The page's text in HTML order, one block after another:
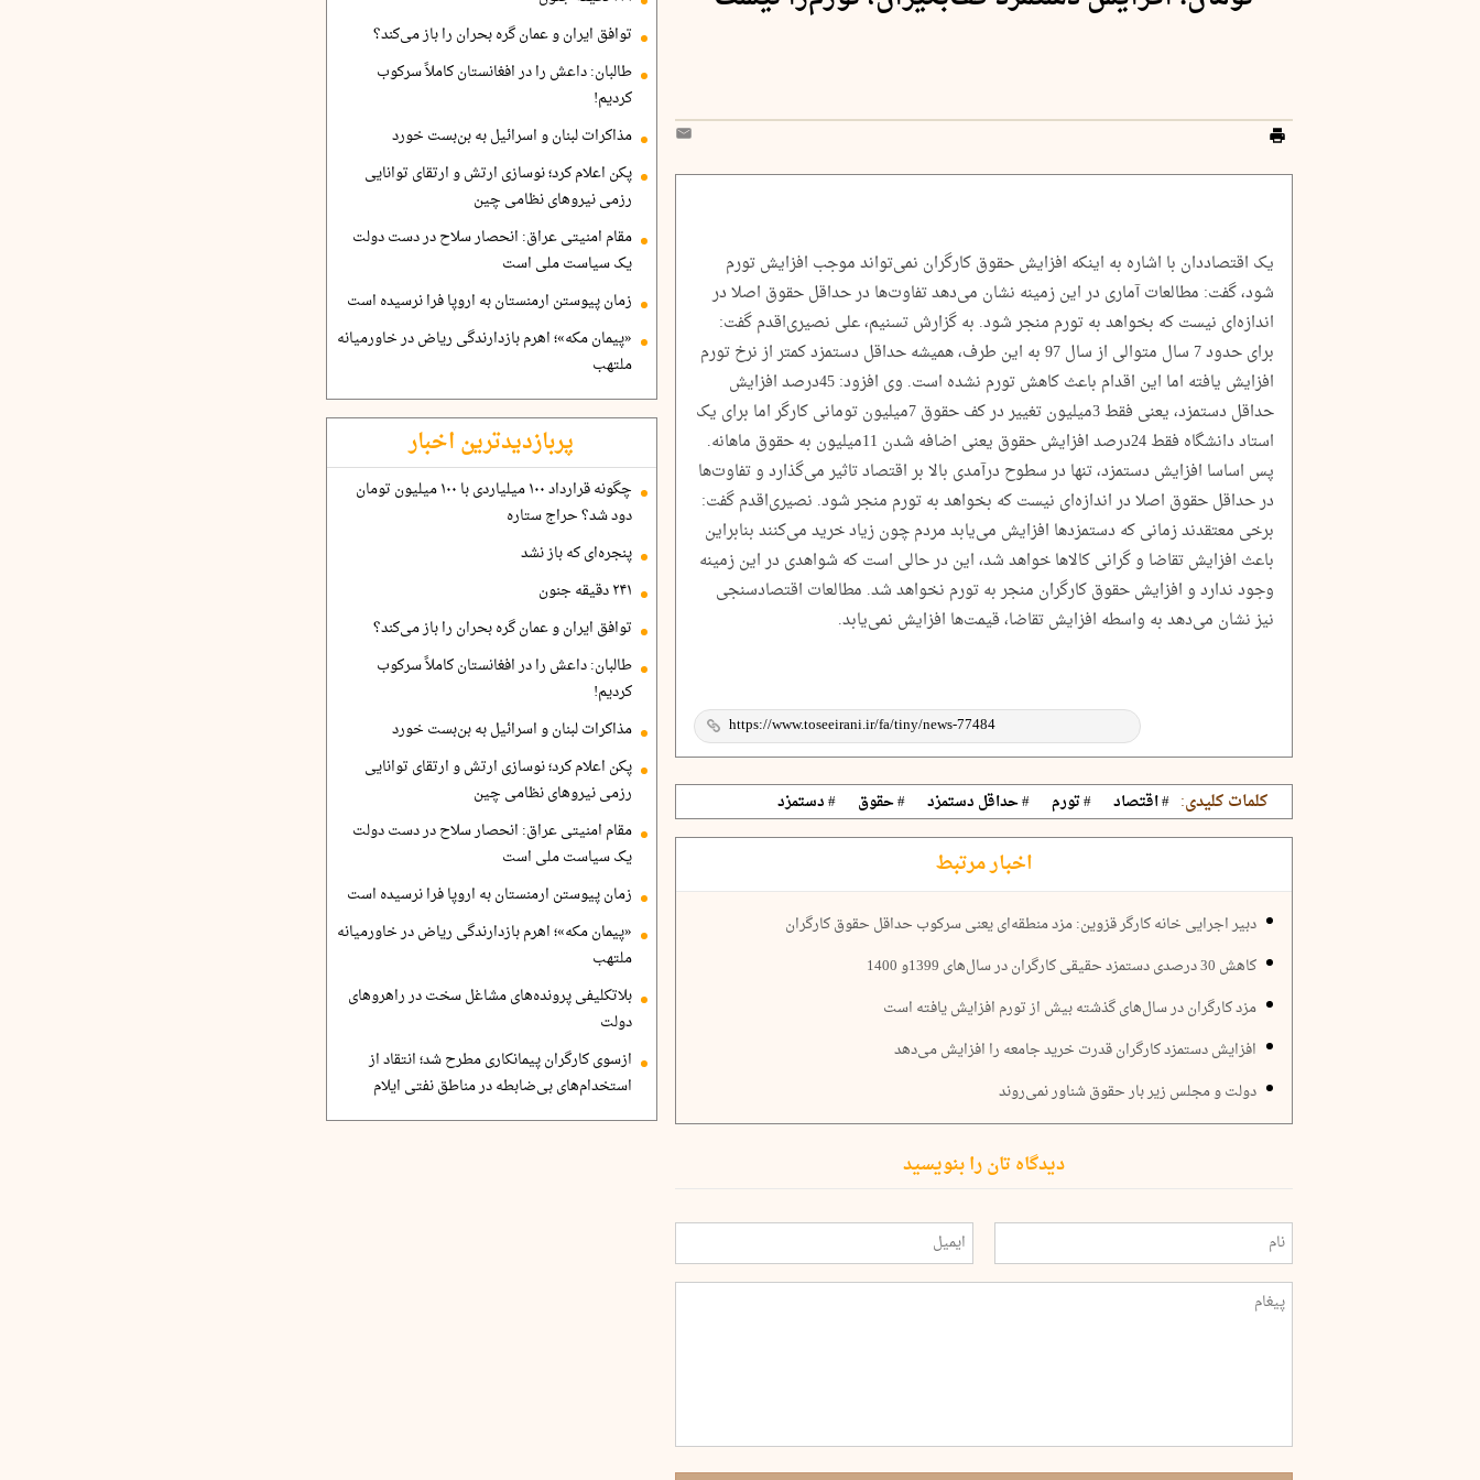
یک اقتصاددان با اشاره به اینکه افزایش حقوق کارگران نمی‌تواند موجب افزایش تورم
شود، گفت: مطالعات آماری در این زمینه نشان می‌دهد تفاوت‌ها در حداقل حقوق اصلا در
اندازه‌ای نیست که بخواهد به تورم منجر شود. به گزارش تسنیم، علی نصیری‌اقدم گفت:
برای حدود 7 سال متوالی از سال 97 به این طرف، همیشه حداقل دستمزد کمتر از نرخ تورم
افزایش یافته اما این اقدام باعث کاهش تورم نشده است. وی افزود: 45درصد افزایش
حداقل دستمزد، یعنی فقط 3میلیون تغییر در کف حقوق 7میلیون تومانی کارگر اما برای یک
استاد دانشگاه فقط 24درصد افزایش حقوق یعنی اضافه شدن 11میلیون به حقوق ماهانه.
پس اساسا افزایش دستمزد، تنها در سطوح درآمدی بالا بر اقتصاد تاثیر می‌گذارد و تفاوت‌ها
در حداقل حقوق اصلا در اندازه‌ای نیست که بخواهد به تورم منجر شود. نصیری‌اقدم گفت:
برخی معتقدند زمانی که دستمزدها افزایش می‌یابد مردم چون زیاد خرید می‌کنند بنابراین
باعث افزایش تقاضا و گرانی کالاها خواهد شد، این در حالی است که شواهدی در این زمینه
وجود ندارد و افزایش حقوق کارگران منجر به تورم نخواهد شد. مطالعات اقتصاد‌سنجی
نیز نشان می‌دهد به واسطه افزایش تقاضا، قیمت‌ها افزایش نمی‌یابد.
کلمات کلیدی: # اقتصاد # تورم # حداقل دستمزد # حقوق # دستمزد
اخبار مرتبط
دبیر اجرایی خانه کارگر قزوین: مزد منطقه‌ای یعنی سرکوب حداقل حقوق کارگران
کاهش 30 درصدی دستمزد حقیقی کارگران در سال‌های 1399و 1400
مزد کارگران در سال‌های گذشته بیش از تورم افزایش یافته است
افزایش دستمزد کارگران قدرت خرید جامعه را افزایش می‌دهد
دولت و مجلس زیر بار حقوق شناور نمی‌روند
دیدگاه تان را بنویسید
توافق ایران و عمان گره بحران را باز می‌کند؟
طالبان: داعش را در افغانستان کاملاً سرکوب
کردیم!
مذاکرات لبنان و اسرائیل به بن‌بست خورد
پکن اعلام کرد؛ نوسازی ارتش و ارتقای توانایی
رزمی نیروهای نظامی چین
مقام امنیتی عراق: انحصار سلاح در دست دولت
یک سیاست ملی است
زمان پیوستن ارمنستان به اروپا فرا نرسیده است
«پیمان مکه»؛ اهرم بازدارندگی ریاض در خاورمیانه
ملتهب
پربازدیدترین اخبار
چگونه قرارداد ۱۰۰ میلیاردی با ۱۰۰ میلیون تومان
دود شد؟ حراج ستاره
پنجره‌ای که باز نشد
۲۴۱ دقیقه جنون
توافق ایران و عمان گره بحران را باز می‌کند؟
طالبان: داعش را در افغانستان کاملاً سرکوب
کردیم!
مذاکرات لبنان و اسرائیل به بن‌بست خورد
پکن اعلام کرد؛ نوسازی ارتش و ارتقای توانایی
رزمی نیروهای نظامی چین
مقام امنیتی عراق: انحصار سلاح در دست دولت
یک سیاست ملی است
زمان پیوستن ارمنستان به اروپا فرا نرسیده است
«پیمان مکه»؛ اهرم بازدارندگی ریاض در خاورمیانه
ملتهب
بلاتکلیفی پرونده‌های مشاغل سخت در راهروهای
دولت
ازسوی کارگران پیمانکاری مطرح شد؛ انتقاد از
استخدام‌های بی‌ضابطه در مناطق نفتی ایلام